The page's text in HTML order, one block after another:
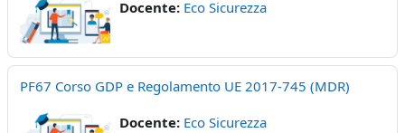
Docente: Eco Sicurezza
PF67 Corso GDP e Regolamento UE 2017-745 (MDR)
Docente: Eco Sicurezza